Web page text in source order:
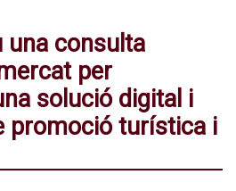
una consulta
per
solució digital i
promoció turística i